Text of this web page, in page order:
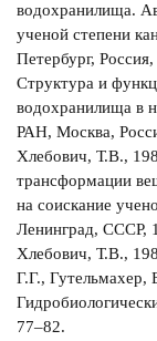
водохранилища.
ученой степени
Петербург,
Структура и
водохранилища в
РАН, Москва,
Хлебович, Т.В.,
трансформации
на соискание
Ленинград, СССР,
Хлебович, Т.В.,
Г.Г., Гутельмахер,
77‒82.